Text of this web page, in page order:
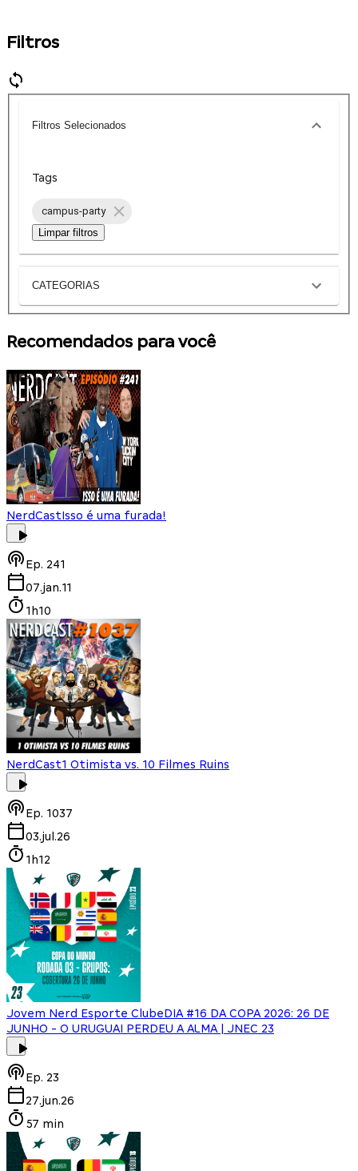
Filtros
Filtros Selecionados
Tags
campus-party
Limpar filtros
CATEGORIAS
Recomendados para você
NerdCastIsso é uma furada!
Ep. 241
07.jan.11
1h10
NerdCast1 Otimista vs. 10 Filmes Ruins
Ep. 1037
03.jul.26
1h12
Jovem Nerd Esporte ClubeDIA #16 DA COPA 2026: 26 DE
JUNHO - O URUGUAI PERDEU A ALMA | JNEC 23
Ep. 23
27.jun.26
57 min